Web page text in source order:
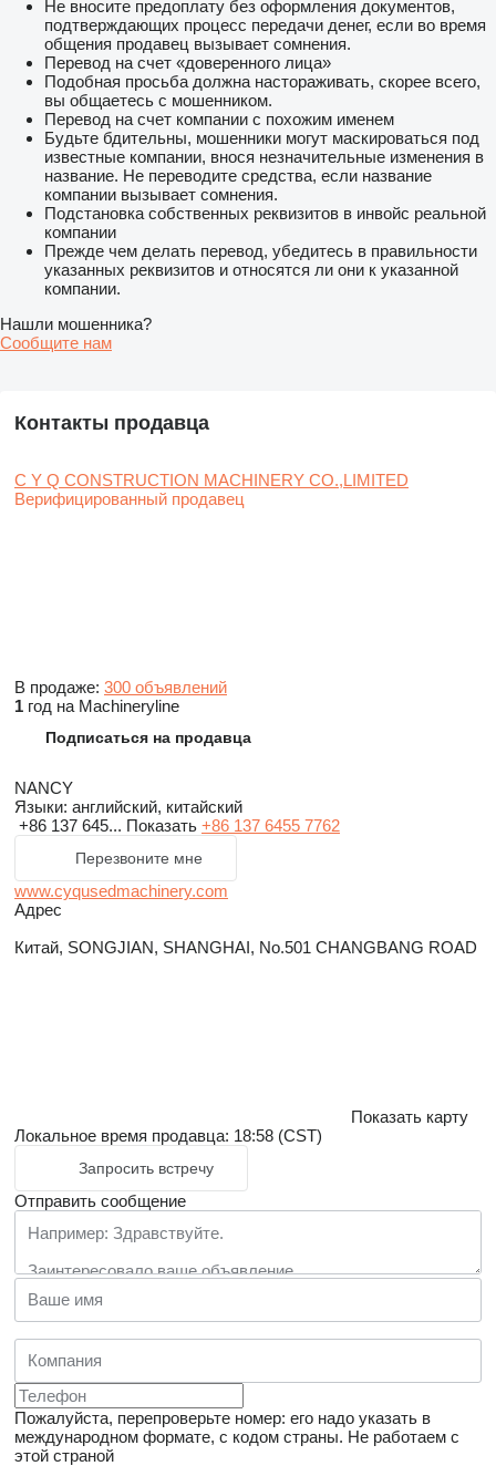
Не вносите предоплату без оформления документов,
подтверждающих процесс передачи денег, если во время
общения продавец вызывает сомнения.
Перевод на счет «доверенного лица»
Подобная просьба должна настораживать, скорее всего,
вы общаетесь с мошенником.
Перевод на счет компании с похожим именем
Будьте бдительны, мошенники могут маскироваться под
известные компании, внося незначительные изменения в
название. Не переводите средства, если название
компании вызывает сомнения.
Подстановка собственных реквизитов в инвойс реальной
компании
Прежде чем делать перевод, убедитесь в правильности
указанных реквизитов и относятся ли они к указанной
компании.
Нашли мошенника?
Сообщите нам
Контакты продавца
C Y Q CONSTRUCTION MACHINERY CO.,LIMITED
Верифицированный продавец
В продаже: 300 объявлений
1 год на Machineryline
Подписаться на продавца
NANCY
Языки: английский, китайский
+86 137 645... Показать +86 137 6455 7762
Перезвоните мне
www.cyqusedmachinery.com
Адрес
Китай, SONGJIAN, SHANGHAI, No.501 CHANGBANG ROAD
Показать карту
Локальное время продавца: 18:58 (CST)
Запросить встречу
Отправить сообщение
Пожалуйста, перепроверьте номер: его надо указать в
международном формате, с кодом страны. Не работаем с
этой страной